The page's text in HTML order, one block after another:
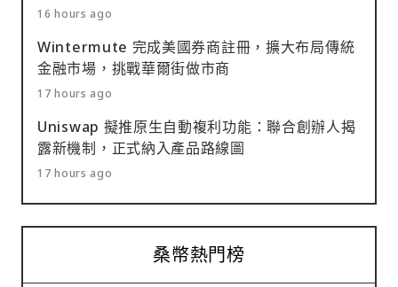
16 hours ago
Wintermute 完成美國券商註冊，擴大布局傳統
金融市場，挑戰華爾街做市商
17 hours ago
Uniswap 擬推原生自動複利功能：聯合創辦人揭
露新機制，正式納入產品路線圖
17 hours ago
桑幣熱門榜